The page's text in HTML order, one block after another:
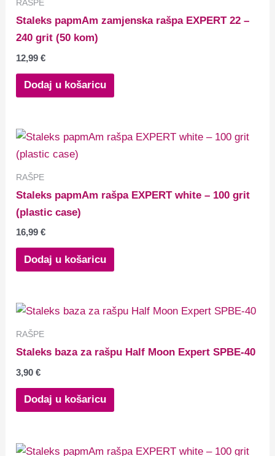
RAŠPE
Staleks papmAm zamjenska rašpa EXPERT 22 –
240 grit (50 kom)
12,99€
Dodaj u košaricu
RAŠPE
Staleks papmAm rašpa EXPERT white – 100 grit
(plastic case)
16,99€
Dodaj u košaricu
RAŠPE
Staleks baza za rašpu Half Moon Expert SPBE-40
3,90€
Dodaj u košaricu